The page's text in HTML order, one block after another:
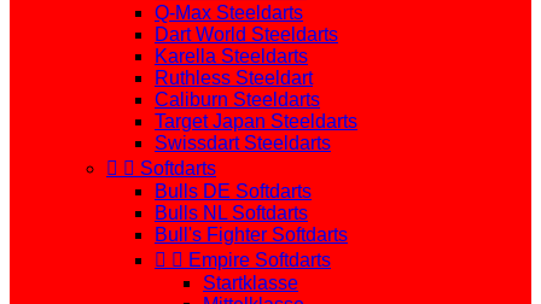
Q-Max Steeldarts
Dart World Steeldarts
Karella Steeldarts
Ruthless Steeldart
Caliburn Steeldarts
Target Japan Steeldarts
Swissdart Steeldarts
  Softdarts
Bulls DE Softdarts
Bulls NL Softdarts
Bull's Fighter Softdarts
  Empire Softdarts
Startklasse